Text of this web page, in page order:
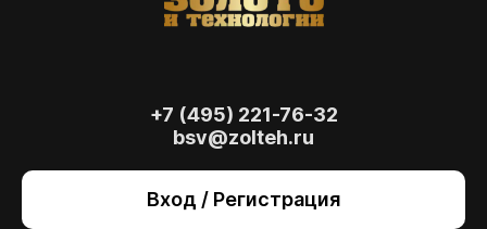
+7 (495) 221-76-32
bsv@zolteh.ru
Вход / Регистрация
также для анализа сайта и улучшения